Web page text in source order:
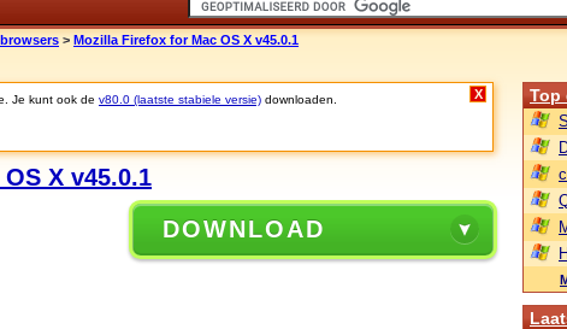
> Mozilla Firefox for Mac OS X v45.0.1
Je kunt ook de v80.0 (laatste stabiele versie) downloaden. X
X v45.0.1
DOWNLOAD
Top